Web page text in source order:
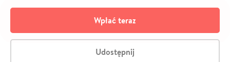
Wpłać teraz
Udostępnij